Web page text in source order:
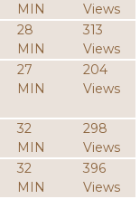
MIN
Views
28
MIN
313
Views
27
MIN
204
Views
32
MIN
298
Views
32
MIN
396
Views